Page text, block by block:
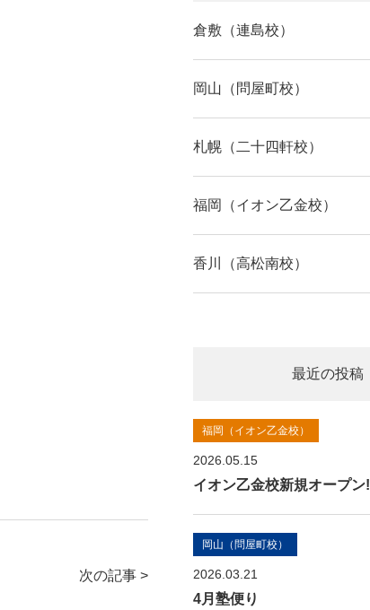
次の記事 >
倉敷（連島校）
岡山（問屋町校）
札幌（二十四軒校）
福岡（イオン乙金校）
香川（高松南校）
最近の投稿
福岡（イオン乙金校）
2026.05.15
イオン乙金校新規オープン!
岡山（問屋町校）
2026.03.21
4月塾便り